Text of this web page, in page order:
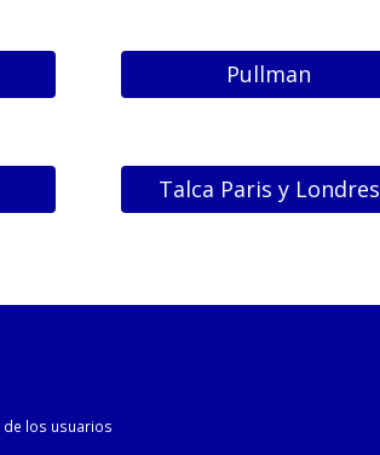
Pullman
Talca Paris y Londres
de los usuarios